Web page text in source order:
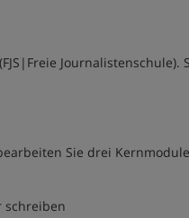
Sie drei
schreiben